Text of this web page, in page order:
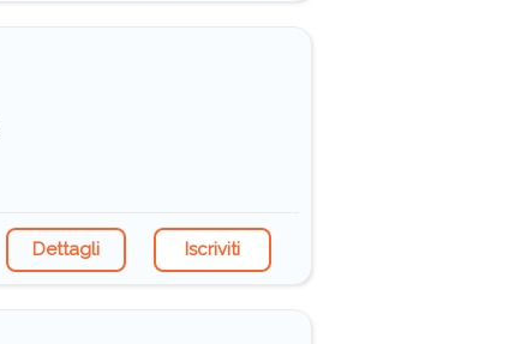
Dettagli Iscriviti